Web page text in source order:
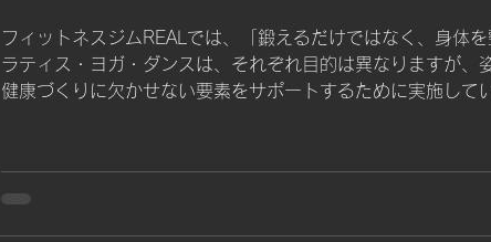
フィットネスジムREALでは、「鍛えるだけではなく、身体
ラティス・ヨガ・ダンスは、それぞれ目的は異なりますが、
健康づくりに欠かせない要素をサポートするために実施して
身体の使い方や動作のクセを整え、無理なく動ける身体づ
にゆっくり身体を動かしながら、心身のリフレッシュや柔